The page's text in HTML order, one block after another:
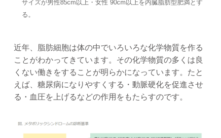
サイズが男性85cm以上・女性 90cm以上を内臓脂肪型肥満とす
る。
近年、脂肪細胞は体の中でいろいろな化学物質を作る
ことがわかってきています。その化学物質の多くは良
くない働きをすることが明らかになっています。たと
えば、糖尿病になりやすくする・動脈硬化を促進させ
る・血圧を上げるなどの作用をもたらすのです。